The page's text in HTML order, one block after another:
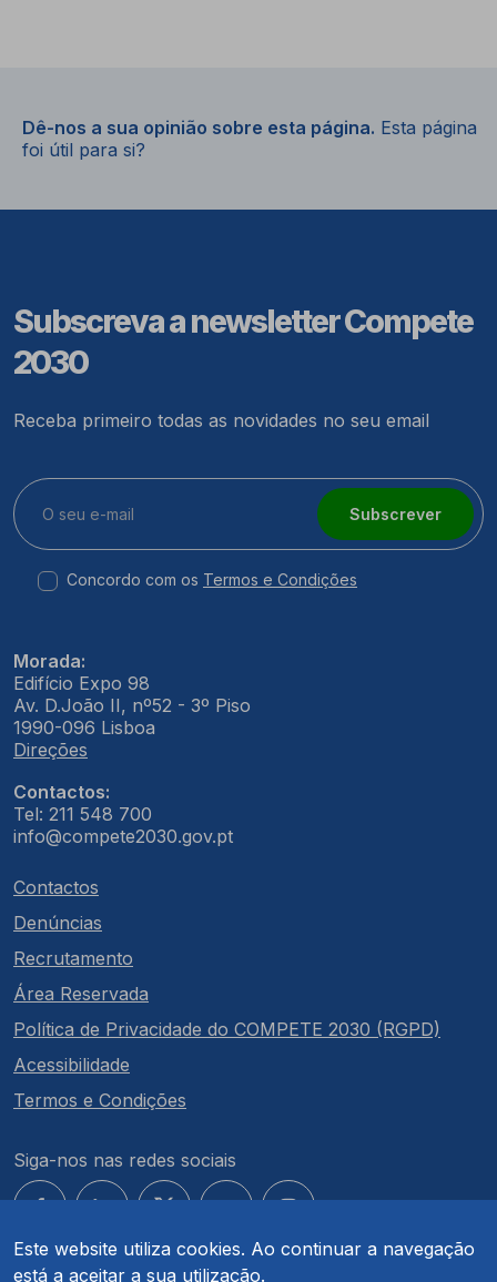
Este website utiliza cookies. Ao continuar a navegação
está a aceitar a sua utilização.
Dê-nos a sua opinião sobre esta página. Esta página
foi útil para si?
Subscreva a newsletter Compete
2030
Receba primeiro todas as novidades no seu email
Subscrever
Concordo com os Termos e Condições
Morada:
Edifício Expo 98
Av. D.João II, nº52 - 3º Piso
1990-096 Lisboa
Direções
Contactos:
Tel: 211 548 700
info@compete2030.gov.pt
Contactos
Denúncias
Recrutamento
Área Reservada
Política de Privacidade do COMPETE 2030 (RGPD)
Acessibilidade
Termos e Condições
Siga-nos nas redes sociais